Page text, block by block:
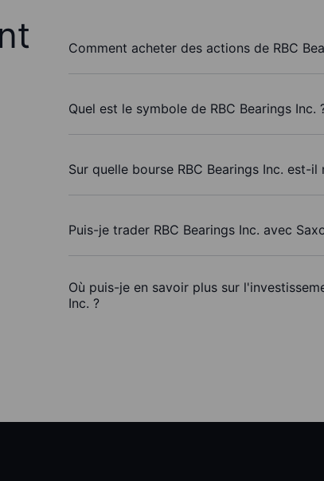
Comment acheter des actions de RBC
Quel est le symbole de RBC Bearings Inc.
Sur quelle bourse RBC Bearings Inc. est-il
Puis-je trader RBC Bearings Inc. avec
Où puis-je en savoir plus sur
Inc. ?